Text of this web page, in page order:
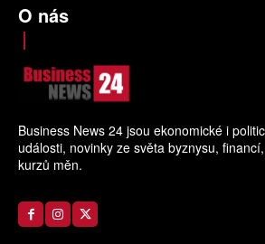
O nás
Business News 24 jsou ekonomické i
události, novinky ze světa byznysu,
kurzů měn.